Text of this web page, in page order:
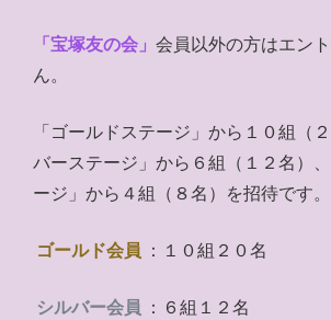
「宝塚友の会 」 会員以外の方はエン
ん。
「ゴールドステージ」から１０組（
バーステージ」から６組（１２名）
ージ」から４組（８名）を招待で
ゴールド会員 ：１０組２０名
シルバー会員 ：６組１２名